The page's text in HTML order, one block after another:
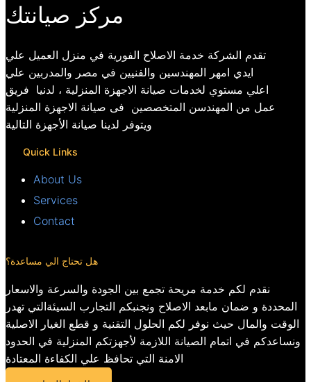
مركز صيانتك
تقدم الشركة خدمة الاصلاح الفورية في منزل العميل علي
ايدي امهر المهندسين والفنيين في مصر والمدربين علي
اعلي مستوي لخدمات صيانة الاجهزة المنزلية ، لدنيا فريق
عمل من المهندسن المتخصصين فى صيانة الاجهزة المنزلية
ويتوفر لدينا صيانة الأجهزة التالية
Quick Links
About Us
Services
Contact
هل تحتاج الي مساعدة؟
نقدم لكم خدمة مريحة تجمع بين الجودة والسرعة والاسعار
المحددة و ضمان مابعد الاصلاح ونجنبكم التجارب السيئةالتي تهدر
الوقت والمال حيث نوفر لكم الحلول التقنية و قطع الغيار الاصلية
ونساعدكم في اتمام الصيانة اللازمة لأجهزتكم المنزلية في الحدود
الامنة التي تحافظ علي الكفاءة المعتادة